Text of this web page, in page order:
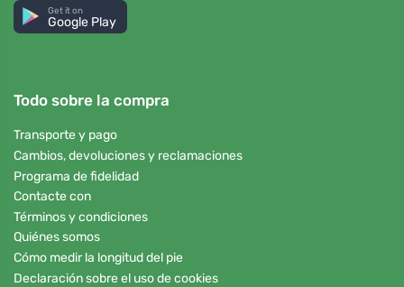
Get it on
Google Play
Todo sobre la compra
Transporte y pago
Cambios, devoluciones y reclamaciones
Programa de fidelidad
Contacte con
Términos y condiciones
Quiénes somos
Cómo medir la longitud del pie
Declaración sobre el uso de cookies